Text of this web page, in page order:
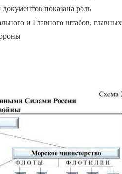
показана роль
и Главного штабов, главных